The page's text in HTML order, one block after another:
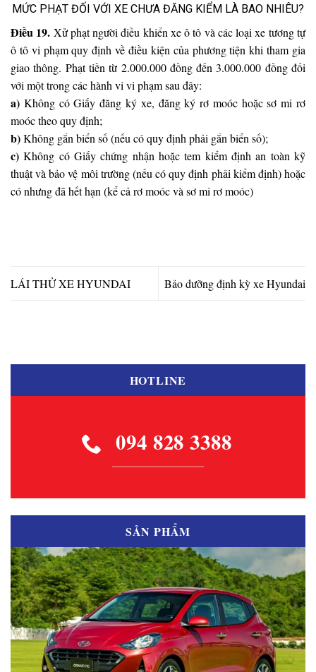
MỨC PHẠT ĐỐI VỚI XE CHƯA ĐĂNG KIỂM LÀ BAO NHIÊU?
Điều 19. Xử phạt người điều khiển xe ô tô và các loại xe tương tự
ô tô vi phạm quy định về điều kiện của phương tiện khi tham gia
giao thông. Phạt tiền từ 2.000.000 đồng đến 3.000.000 đồng đối
với một trong các hành vi vi phạm sau đây:
a) Không có Giấy đăng ký xe, đăng ký rơ moóc hoặc sơ mi rơ
moóc theo quy định;
b)Không gắn biển số (nếu có quy định phải gắn biển số);
c) Không có Giấy chứng nhận hoặc tem kiểm định an toàn kỹ
thuật và bảo vệ môi trường (nếu có quy định phải kiểm định) hoặc
có nhưng đã hết hạn (kể cả rơ moóc và sơ mi rơ moóc)
LÁI THỬ XE HYUNDAI Bảo dưỡng định kỳ xe Hyundai
HOTLINE
094 828 3388
SẢN PHẨM